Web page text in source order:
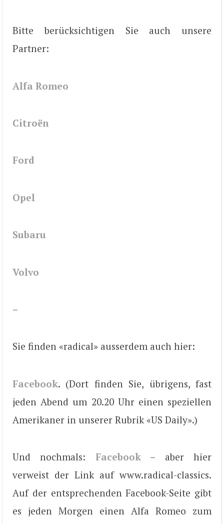
Bitte berücksichtigen Sie auch unsere
Partner:
Alfa Romeo
Citroën
Ford
Opel
Subaru
Volvo
–
Sie finden «radical» ausserdem auch hier:
Facebook. (Dort finden Sie, übrigens, fast
jeden Abend um 20.20 Uhr einen speziellen
Amerikaner in unserer Rubrik «US Daily».)
Und nochmals: Facebook– aber hier
verweist der Link auf www.radical-classics.
Auf der entsprechenden Facebook-Seite gibt
es jeden Morgen einen Alfa Romeo zum